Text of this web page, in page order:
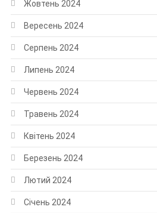
Жовтень 2024
Вересень 2024
Серпень 2024
Липень 2024
Червень 2024
Травень 2024
Квітень 2024
Березень 2024
Лютий 2024
Січень 2024